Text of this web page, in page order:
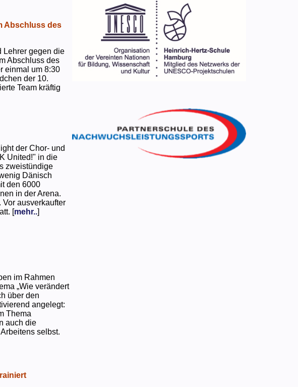
Abschluss des
Lehrer gegen die
Abschluss des
einmal um 8:30
der 10.
Team kräftig
der Chor- und
United!" in die
zweistündige
Dänisch
den 6000
in der Arena.
ausverkaufter
[mehr..]
im Rahmen
„Wie verändert
über den
angelegt:
Thema
auch die
selbst.